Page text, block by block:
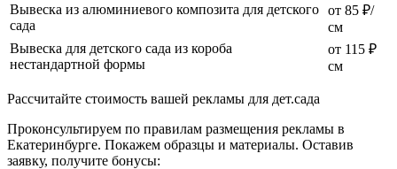
Вывеска из алюминиевого композита для детского
сада
от 85 ₽/
см
Вывеска для детского сада из короба
нестандартной формы
от 115 ₽
см
Рассчитайте стоимость вашей рекламы для дет.сада
Проконсультируем по правилам размещения рекламы в
Екатеринбурге. Покажем образцы и материалы. Оставив
заявку, получите бонусы: